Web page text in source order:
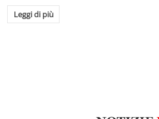
Leggi di più